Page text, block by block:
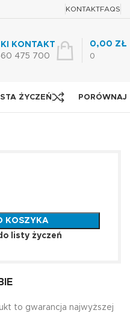
KONTAKTFAQS
KONTAKT
475 700
0
0,00 ZŁ
ŻYCZEŃ PORÓWNAJ
KOSZYKA
listy życzeń
to gwarancja najwyższej